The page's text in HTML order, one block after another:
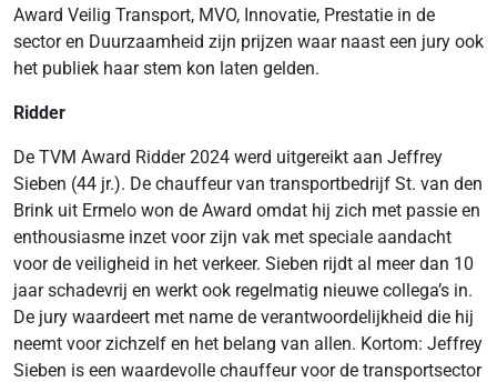
Award Veilig Transport, MVO, Innovatie, Prestatie in de
sector en Duurzaamheid zijn prijzen waar naast een jury ook
het publiek haar stem kon laten gelden.
Ridder
De TVM Award Ridder 2024 werd uitgereikt aan Jeffrey
Sieben (44 jr.). De chauffeur van transportbedrijf St. van den
Brink uit Ermelo won de Award omdat hij zich met passie en
enthousiasme inzet voor zijn vak met speciale aandacht
voor de veiligheid in het verkeer. Sieben rijdt al meer dan 10
jaar schadevrij en werkt ook regelmatig nieuwe collega’s in.
De jury waardeert met name de verantwoordelijkheid die hij
neemt voor zichzelf en het belang van allen. Kortom: Jeffrey
Sieben is een waardevolle chauffeur voor de transportsector